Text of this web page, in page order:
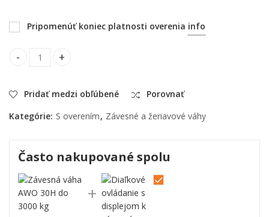
Pripomenúť koniec platnosti overenia info
Závesná váha AWO 30H do 3000 kg quantity
Pridať medzi obľúbené
Porovnať
Kategórie: S overením, Závesné a žeriavové váhy
Často nakupované spolu